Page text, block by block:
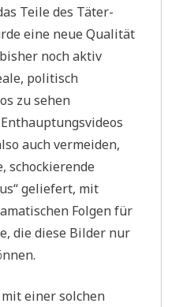
Teile des Täter-
eine neue Qualität
noch aktiv
politisch
zu sehen
auch vermeiden,
schockierende
geliefert, mit
Folgen für
die diese Bilder nur
einer solchen